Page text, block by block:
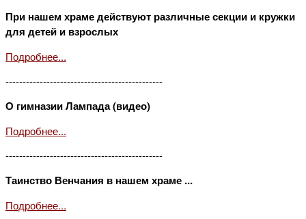
При нашем храме действуют различные секции и кружки
для детей и взрослых
Подробнее...
----------------------------------------------
О гимназии Лампада (видео)
Подробнее...
----------------------------------------------
Таинство Венчания в нашем храме ...
Подробнее...